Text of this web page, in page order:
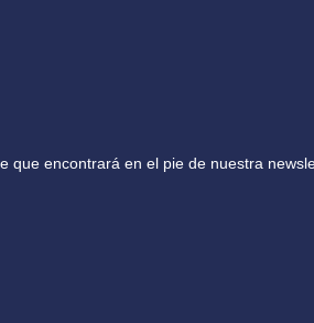
que encontrará en el pie de nuestra